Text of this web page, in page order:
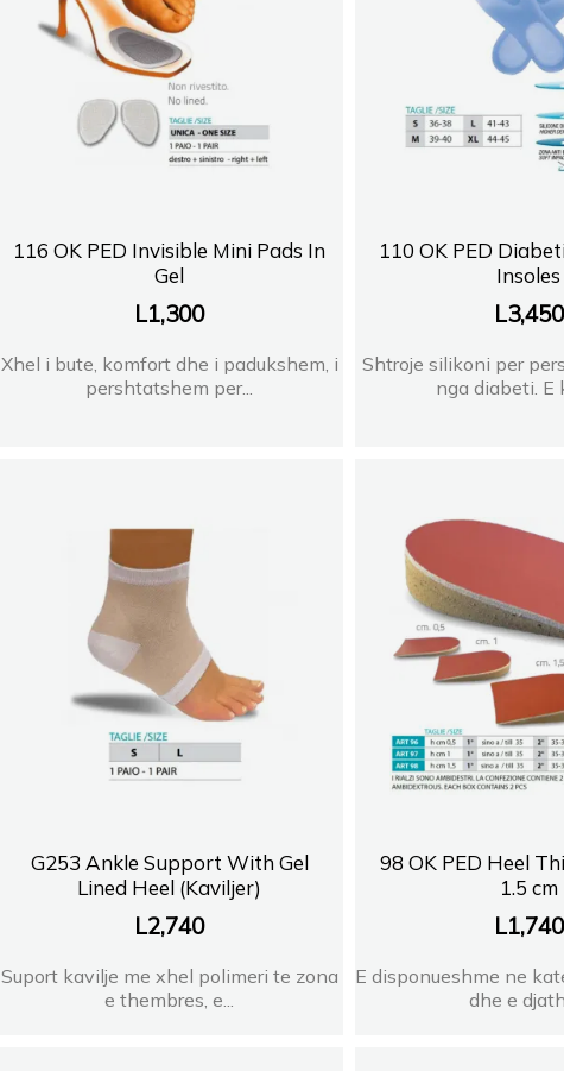
116 OK PED Invisible Mini Pads In
Gel
L1,300
Xhel i bute, komfort dhe i padukshem, i
pershtatshem per...
110 OK PED
Insoles
L3,450
Shtroje silikoni per
nga diabeti. E
G253 Ankle Support With Gel
Lined Heel (Kaviljer)
L2,740
Suport kavilje me xhel polimeri te zona
e thembres, e...
98 OK PED Heel
1.5 cm
L1,740
E disponueshme ne
dhe e